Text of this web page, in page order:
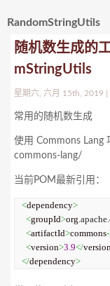
RandomStringUtils
随机数生成的
mStringUtils
星期六, 六月 15th, 2019 |
常用的随机数生成
使用 Commons Lang
commons-lang/
当前POM最新引用：
<dependency>
<groupId>org.apache.
<artifactId>commons-
<version>3.9</
</dependency>